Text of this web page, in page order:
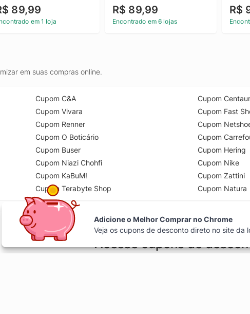
89,99
em 1 loja
R$ 89,99
Encontrado em 6 lojas
R$
em suas compras online.
Cupom C&A
Cupom Vivara
Cupom Renner
Cupom O Boticário
Cupom Buser
Cupom Niazi Chohfi
Cupom KaBuM!
Cupom Terabyte Shop
Cupom
Cupom Fast
Cupom
Cupom
Cupom Hering
Cupom Nike
Cupom Zattini
Cupom Natura
Acesse cupons de
Adicione o Melhor Comprar no Chrome
Veja os cupons de desconto direto no site da